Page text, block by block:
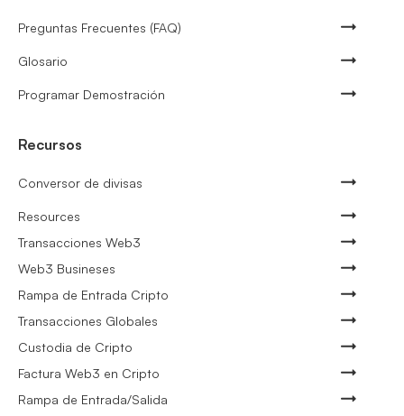
Preguntas Frecuentes (FAQ)
Glosario
Programar Demostración
Recursos
Conversor de divisas
Resources
Transacciones Web3
Web3 Busineses
Rampa de Entrada Cripto
Transacciones Globales
Custodia de Cripto
Factura Web3 en Cripto
Rampa de Entrada/Salida